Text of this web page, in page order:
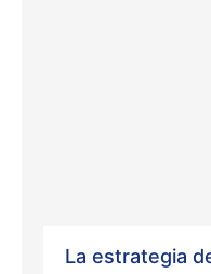
La estrategia